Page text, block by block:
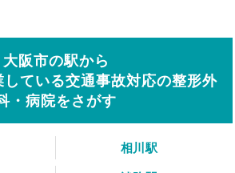
大阪市の駅から
ている交通事故対応の整形外
・病院をさがす
相川駅